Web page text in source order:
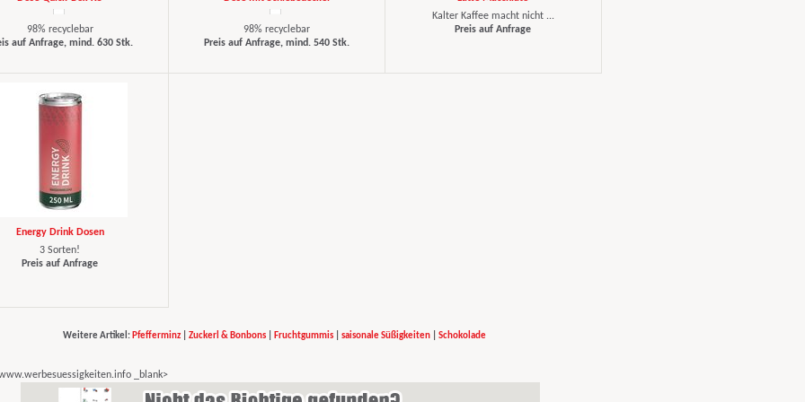
98% recyclebar
auf Anfrage, mind. 630 Stk.
98% recyclebar
Preis auf Anfrage, mind. 540 Stk.
Kalter Kaffee macht nicht ...
Preis auf Anfrage
Energy Drink Dosen
3 Sorten!
Preis auf Anfrage
Weitere Artikel: Pfefferminz Zuckerl & Bonbons Fruchtgummis saisonale Süßigkeiten Schokolade
_blank>